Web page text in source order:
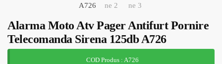
Alarma Moto Atv Pager Antifurt Pornire
Telecomanda Sirena 125db A726
COD Produs : A726